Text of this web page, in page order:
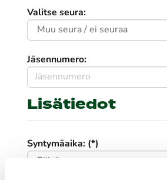
Valitse seura:
Jäsennumero:
Lisätiedot
Syntymäaika: (*)